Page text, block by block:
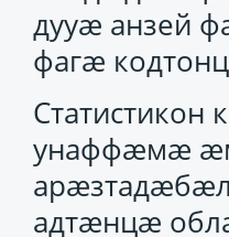
дууӕ анзей
фагӕ
унаффӕмӕ
адтӕнцӕ